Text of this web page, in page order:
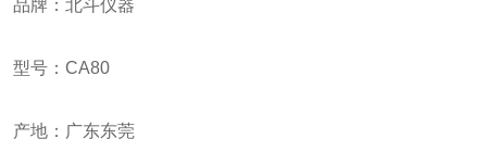
品牌：北斗仪器
型号：CA80
产地：广东东莞